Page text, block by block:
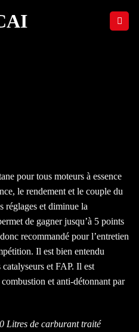
pour tous moteurs à essence
le rendement et le couple du
réglages et diminue la
de gagner jusqu’à 5 points
recommandé pour l’entretien
Il est bien entendu
et FAP. Il est
et anti-détonnant par
Litres de carburant traité